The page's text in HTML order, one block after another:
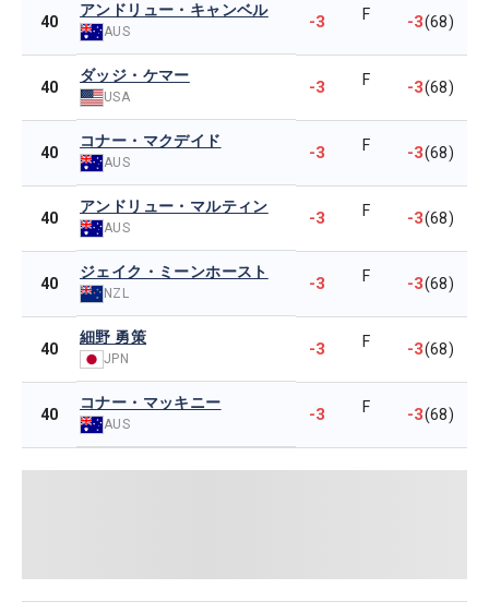
40
アンドリュー・キャンベル
AUS -3 F -3(68)
40
ダッジ・ケマー
USA -3 F -3(68)
40
コナー・マクデイド
AUS -3 F -3(68)
40
アンドリュー・マルティン
AUS -3 F -3(68)
40
ジェイク・ミーンホースト
NZL -3 F -3(68)
40
細野 勇策
JPN -3 F -3(68)
40
コナー・マッキニー
AUS -3 F -3(68)